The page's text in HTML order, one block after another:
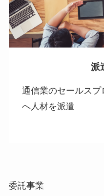
派
通信業のセールス
へ人材を派遣
委託事業